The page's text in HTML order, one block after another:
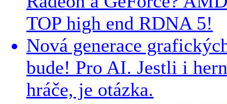
TOP high end RDNA 5!
Nová generace
bude! Pro AI. Jestli i
hráče, je otázka.